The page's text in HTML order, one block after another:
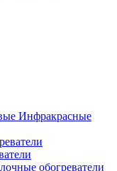
Инфракрасные